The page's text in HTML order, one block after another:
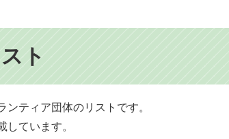
ト
ティア団体のリストです。
ています。